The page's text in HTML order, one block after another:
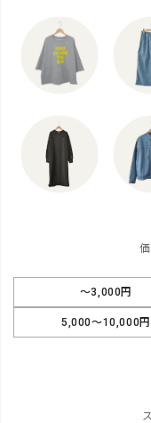
～3,000円
5,000～10,000円